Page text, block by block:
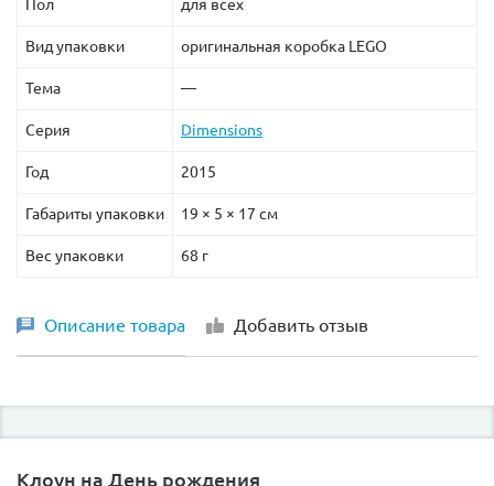
Пол для всех
Вид упаковки оригинальная коробка LEGO
Тема —
Серия Dimensions
Год 2015
Габариты упаковки 19 × 5 × 17 см
Вес упаковки 68 г
Описание товара Добавить отзыв
Клоун на День рождения